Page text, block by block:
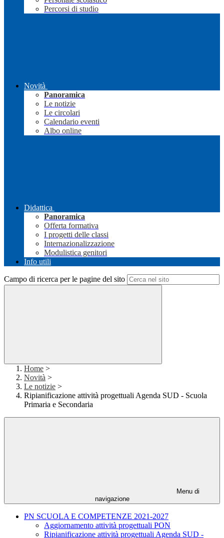
Percorsi di studio
Novità
Panoramica
Le notizie
Le circolari
Calendario eventi
Albo online
Didattica
Panoramica
Offerta formativa
I progetti delle classi
Internazionalizzazione
Modulistica genitori
Info utili
Campo di ricerca per le pagine del sito
Home >
Novità >
Le notizie >
Ripianificazione attività progettuali Agenda SUD - Scuola
Primaria e Secondaria
Menu di
navigazione
PN SCUOLA E COMPETENZE 2021-2027
Aggiornamento attività progettuali PON
Ripianificazione attività progettuali Agenda SUD -